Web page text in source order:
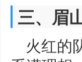
三、眉
火红的